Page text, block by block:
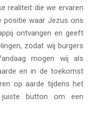
realiteit die we ervaren
positie waar Jezus ons
ontvangen en geeft
zodat wij burgers
mogen wij als
en in de toekomst
op aarde tijdens het
juiste button om een